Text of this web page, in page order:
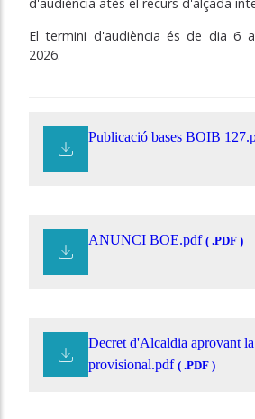
d'audiència atès el recurs d'alçada
El termini d'audiència és de dia 6
2026.
Publicació bases BOIB
ANUNCI BOE.pdf ( .PDF )
Decret d'Alcaldia aprovant
provisional.pdf ( .PDF )